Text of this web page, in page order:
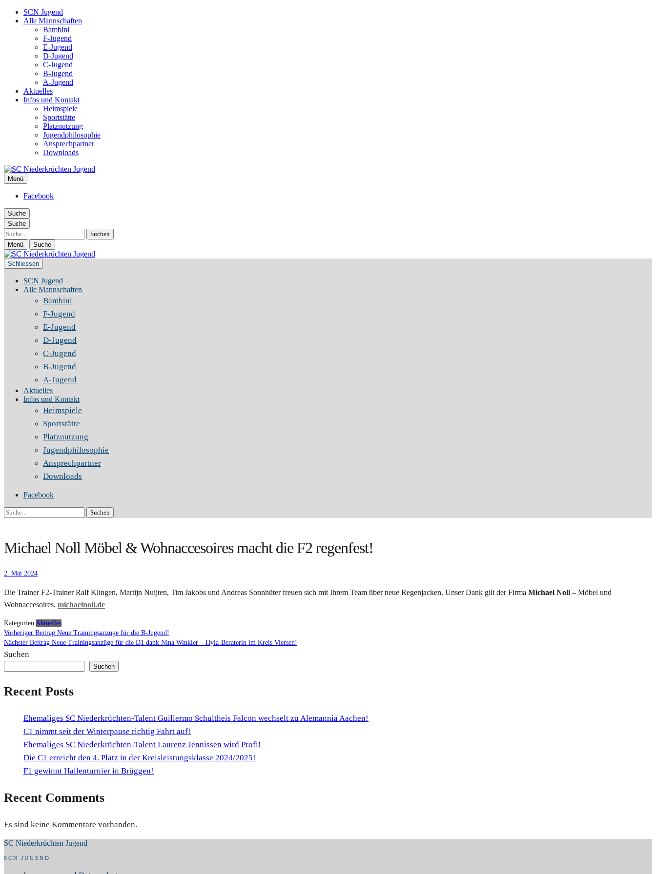
SCN Jugend
Alle Mannschaften
Bambini
F-Jugend
E-Jugend
D-Jugend
C-Jugend
B-Jugend
A-Jugend
Aktuelles
Infos und Kontakt
Heimspiele
Sportstätte
Platznutzung
Jugendphilosophie
Ansprechpartner
Downloads
SC Niederkrüchten Jugend
Menü
Facebook
Suche
Suche
Suche
Menü Suche
Schliessen
SCN Jugend
Alle Mannschaften
Bambini
F-Jugend
E-Jugend
D-Jugend
C-Jugend
B-Jugend
A-Jugend
Aktuelles
Infos und Kontakt
Heimspiele
Sportstätte
Platznutzung
Jugendphilosophie
Ansprechpartner
Downloads
Facebook
Suche
Michael Noll Möbel & Wohnaccesoires macht die F2 regenfest!
2. Mai 2024
Die Trainer F2-Trainer Ralf Klingen, Martijn Nuijten, Tim Jakobs und Andreas Sonnhüter freuen sich mit Ihrem Team über neue Regenjacken. Unser Dank gilt der Firma Michael Noll – Möbel und
Wohnaccesoires. michaelnoll.de
Kategorien Aktuelles
Beitragsnavigation
Vorheriger Beitrag Neue Trainingsanzüge für die B-Jugend!
Beitrag
Nächster Beitrag Neue Trainingsanzüge für die D1 dank Nina Winkler – Hyla-Beraterin im Kreis Viersen!
Suchen
Suchen
Recent Posts
Ehemaliges SC Niederkrüchten-Talent Guillermo Schultheis Falcon wechselt zu Alemannia Aachen!
C1 nimmt seit der Winterpause richtig Fahrt auf!
Ehemaliges SC Niederkrüchten-Talent Laurenz Jennissen wird Profi!
Die C1 erreicht den 4. Platz in der Kreisleistungsklasse 2024/2025!
F1 gewinnt Hallenturnier in Brüggen!
Recent Comments
Es sind keine Kommentare vorhanden.
SC Niederkrüchten Jugend
SCN JUGEND